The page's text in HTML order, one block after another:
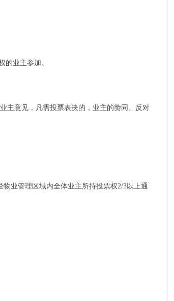
业主参加。
主意见，凡需投票表决的，业主的赞同、反对
业管理区域内全体业主所持投票权2/3以上通